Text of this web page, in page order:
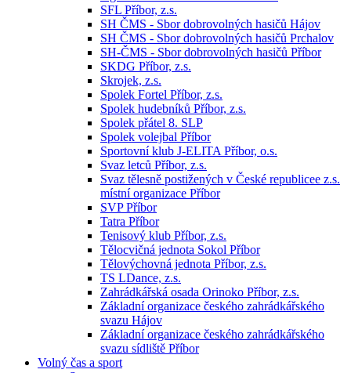
SFL Příbor, z.s.
SH ČMS - Sbor dobrovolných hasičů Hájov
SH ČMS - Sbor dobrovolných hasičů Prchalov
SH-ČMS - Sbor dobrovolných hasičů Příbor
SKDG Příbor, z.s.
Skrojek, z.s.
Spolek Fortel Příbor, z.s.
Spolek hudebníků Příbor, z.s.
Spolek přátel 8. SLP
Spolek volejbal Příbor
Sportovní klub J-ELITA Příbor, o.s.
Svaz letců Příbor, z.s.
Svaz tělesně postižených v České republicee z.s.
místní organizace Příbor
SVP Příbor
Tatra Příbor
Tenisový klub Příbor, z.s.
Tělocvičná jednota Sokol Příbor
Tělovýchovná jednota Příbor, z.s.
TS LDance, z.s.
Zahrádkářská osada Orinoko Příbor, z.s.
Základní organizace českého zahrádkářského
svazu Hájov
Základní organizace českého zahrádkářského
svazu sídliště Příbor
Volný čas a sport